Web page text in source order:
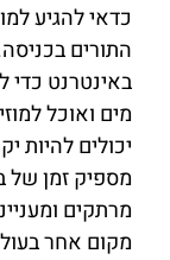
כדאי להגיע
התורים
באינטרנט כדי
מים ואוכל
יכולים להיות
מספיק זמן של
מרתקים
מקום אחר